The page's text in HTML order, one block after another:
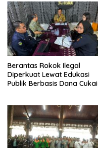
Berantas Rokok Ilegal
Diperkuat Lewat Edukasi
Publik Berbasis Dana Cukai